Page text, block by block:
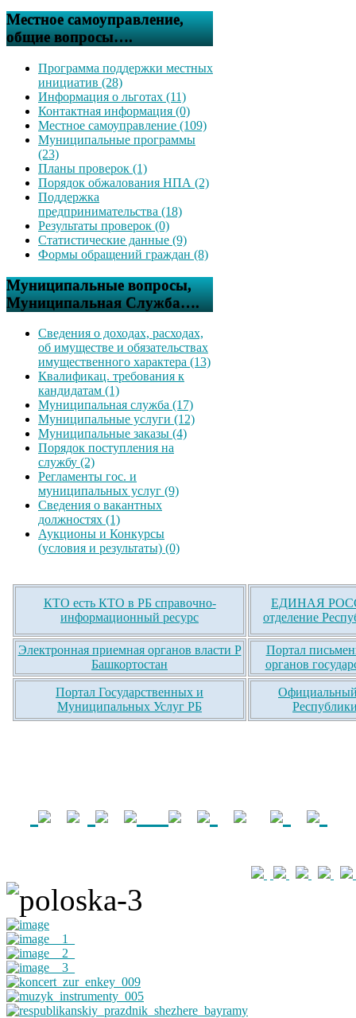
Местное самоуправление,
общие вопросы….
Программа поддержки местных
инициатив (28)
Информация о льготах (11)
Контактная информация (0)
Местное самоуправление (109)
Муниципальные программы
(23)
Планы проверок (1)
Порядок обжалования НПА (2)
Поддержка
предпринимательства (18)
Результаты проверок (0)
Статистические данные (9)
Формы обращений граждан (8)
Муниципальные вопросы,
Муниципальная Служба….
Сведения о доходах, расходах,
об имуществе и обязательствах
имущественного характера (13)
Квалификац. требования к
кандидатам (1)
Муниципальная служба (17)
Муниципальные услуги (12)
Муниципальные заказы (4)
Порядок поступления на
службу (2)
Регламенты гос. и
муниципальных услуг (9)
Сведения о вакантных
должностях (1)
Аукционы и Конкурсы
(условия и результаты) (0)
КТО есть КТО в РБ справочно-
информационный ресурс
ЕДИНАЯ
отделение
Электронная приемная органов власти Р
Башкортостан
Портал
органов
Портал Государственных и
Муниципальных Услуг РБ
Официальный